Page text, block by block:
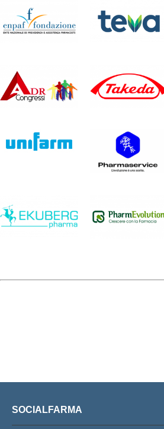
SOCIALFARMA